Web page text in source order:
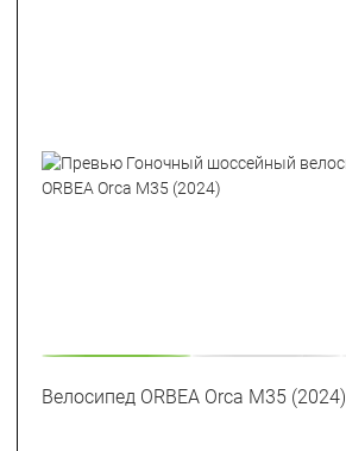
Велосипед ORBEA Orca M35 (2024)